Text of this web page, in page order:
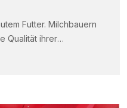
Futter. Milchbauern
Qualität ihrer